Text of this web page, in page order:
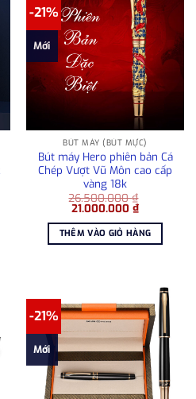
2.500.000 ₫.
-21%
Mới
BÚT MÁY (BÚT MỰC)
Bút máy Hero phiên bản Cá
Chép Vượt Vũ Môn cao cấp
vàng 18k
26.500.000₫
Giá
là:
26.500.000 ₫.
21.000.000 ₫Giá
tại
là:
THÊM VÀO GIỎ HÀNG
-21%
Mới